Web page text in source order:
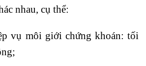
nhau, cụ thể:
vụ môi giới chứng khoán: tối